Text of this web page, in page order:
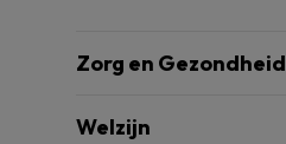
Zorg en Gezondheid
Welzijn